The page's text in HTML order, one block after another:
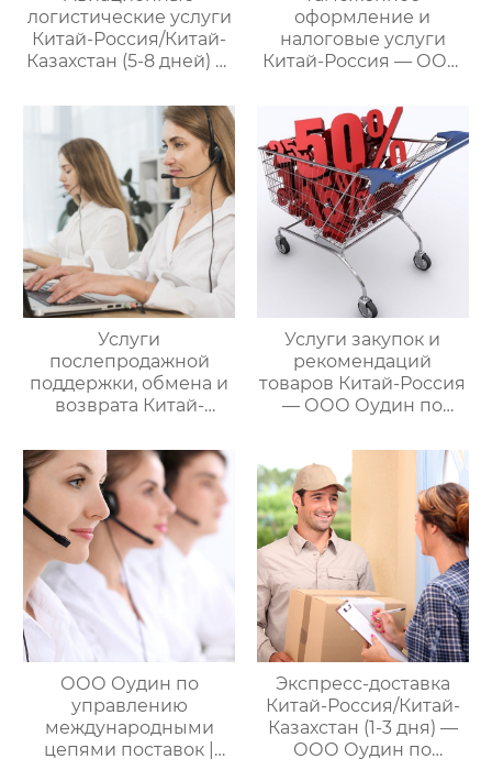
логистические услуги
Китай-Россия/Китай-
Казахстан (5-8 дней) —
управлению
международными
цепями поставок
оформление и
налоговые услуги
Китай-Россия — ООО
международными
цепями поставок
Услуги
послепродажной
поддержки, обмена и
возврата Китай-
по управлению
международными
цепями поставок
Услуги закупок и
рекомендаций
товаров Китай-Россия
— ООО Оудин по
международными
цепями поставок
ООО Оудин по
управлению
международными
цепями поставок |
Экспресс-доставка
Китай-Россия/Китай-
Казахстан (1-3 дня) —
ООО Оудин по